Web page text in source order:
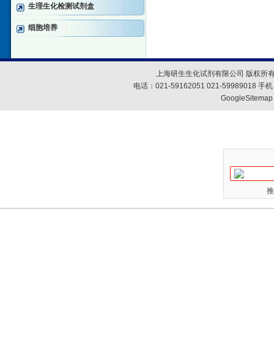
生理生化检测试剂盒
细胞培养
上海研生生化试剂有限公司 版权所
电话：021-59162051 021-59989018 手
GoogleSitemap